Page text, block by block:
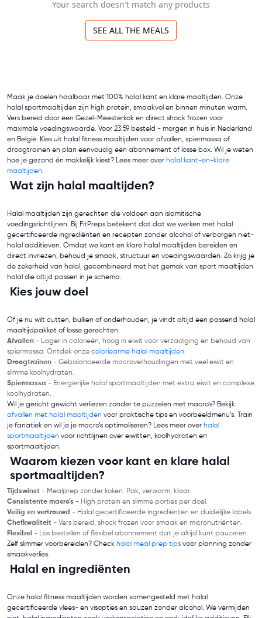
Your search doesn't match any products
SEE ALL THE MEALS
Maak je doelen haalbaar met 100% halal kant en klare maaltijden. Onze
halal sportmaaltijden zijn high protein, smaakvol en binnen minuten warm.
Vers bereid door een Gezel-Meesterkok en direct shock frozen voor
maximale voedingswaarde. Voor 23:59 besteld - morgen in huis in Nederland
en België. Kies uit halal fitness maaltijden voor afvallen, spiermassa of
droogtrainen en plan eenvoudig een abonnement of losse box. Wil je weten
hoe je gezond én makkelijk kiest? Lees meer over halal kant-en-klare
maaltijden.
Wat zijn halal maaltijden?
Halal maaltijden zijn gerechten die voldoen aan islamitische
voedingsrichtlijnen. Bij FitPreps betekent dat dat we werken met halal
gecertificeerde ingrediënten en recepten zonder alcohol of verborgen niet-
halal additieven. Omdat we kant en klare halal maaltijden bereiden en
direct invriezen, behoud je smaak, structuur en voedingswaarden. Zo krijg je
de zekerheid van halal, gecombineerd met het gemak van sport maaltijden
halal die altijd passen in je schema.
Kies jouw doel
Of je nu wilt cutten, bulken of onderhouden, je vindt altijd een passend halal
maaltijdpakket of losse gerechten.
Afvallen - Lager in calorieën, hoog in eiwit voor verzadiging en behoud van
spiermassa. Ontdek onze caloriearme halal maaltijden.
Droogtrainen - Gebalanceerde macroverhoudingen met veel eiwit en
slimme koolhydraten.
Spiermassa - Energierijke halal sportmaaltijden met extra eiwit en complexe
koolhydraten.
Wil je gericht gewicht verliezen zonder te puzzelen met macro’s? Bekijk
afvallen met halal maaltijden voor praktische tips en voorbeeldmenu’s. Train
je fanatiek en wil je je macro’s optimaliseren? Lees meer over halal
sportmaaltijden voor richtlijnen over eiwitten, koolhydraten en
sportmaaltijden.
Waarom kiezen voor kant en klare halal
sportmaaltijden?
Tijdswinst - Mealprep zonder koken. Pak, verwarm, klaar.
Consistente macro’s - High protein en slimme porties per doel.
Veilig en vertrouwd - Halal gecertificeerde ingrediënten en duidelijke labels.
Chefkwaliteit - Vers bereid, shock frozen voor smaak en micronutriënten.
Flexibel - Los bestellen of flexibel abonnement dat je altijd kunt pauzeren.
Zelf slimmer voorbereiden? Check halal meal prep tips voor planning zonder
smaakverlies.
Halal en ingrediënten
Onze halal fitness maaltijden worden samengesteld met halal
gecertificeerde vlees- en visopties en sauzen zonder alcohol. We vermijden